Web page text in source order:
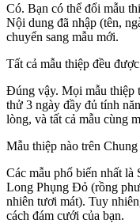
Có. Bạn có thể đổi mẫu
Nội dung đã nhập (tên,
chuyển sang mẫu mới.
Tất cả mẫu thiệp đều
Đúng vậy. Mọi mẫu thiệp
thử 3 ngày đầy đủ tính
lòng, và tất cả mẫu cùng
Mẫu thiệp nào trên
Các mẫu phổ biến nhất
Long Phụng Đỏ (rồng
nhiên tươi mát). Tuy
cách đám cưới của bạn.